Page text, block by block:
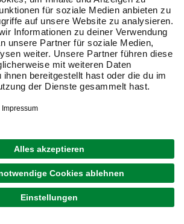
GRATIS VERSAND
MEETH
Kunststoff-Haustür »Signum Exklusiv«,
satiniertes Glas, weiß, nach Innen öffnend, ohne
Türgriff
UVP910,89 €
699,00 €
Verfügbarkeit im Markt prüfen
Zustellung 20.08. - 22.08.
GRATIS VERSAND
MEETH